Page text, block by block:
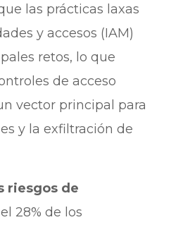
las prácticas laxas
y accesos (IAM)
retos, lo que
de acceso
vector principal para
y la exfiltración de
riesgos de
el 28% de los